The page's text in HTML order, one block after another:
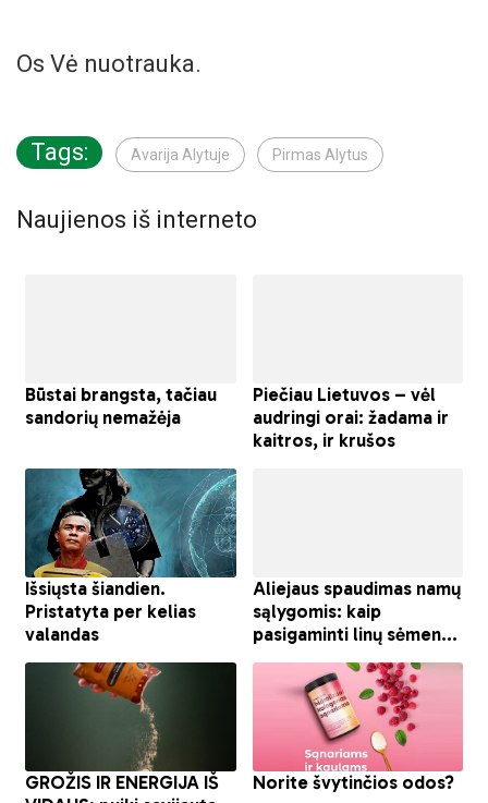
Os Vė nuotrauka.
Tags: Avarija Alytuje Pirmas Alytus
Naujienos iš interneto